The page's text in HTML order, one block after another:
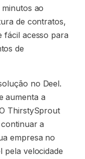
ao
de contratos,
fácil acesso para
de
no Deel.
aumenta a
ThirstySprout
a
empresa no
pela velocidade